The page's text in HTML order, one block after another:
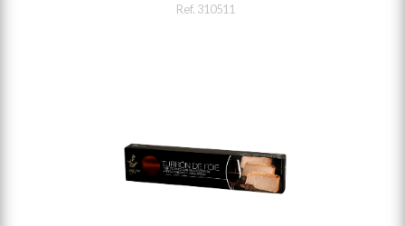
Ref. 310511